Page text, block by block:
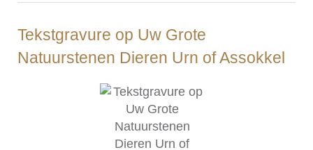
Tekstgravure op Uw Grote
Natuurstenen Dieren Urn of Assokkel